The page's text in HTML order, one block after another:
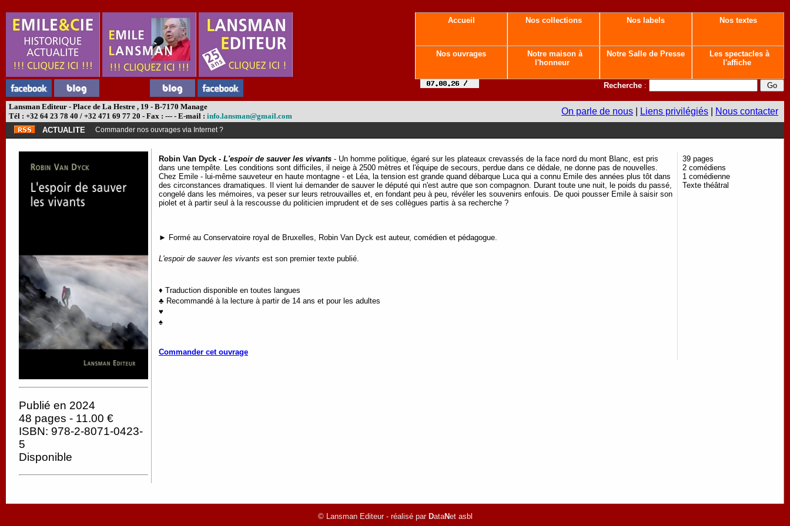
Accueil Nos collections Nos labels Nos textes
Nos ouvrages
Notre maison à
l'honneur
Notre Salle de Presse
Les spectacles à
l'affiche
Recherche :
Lansman Editeur - Place de La Hestre , 19 - B-7170 Manage
Tél : +32 64 23 78 40 / +32 471 69 77 20 - Fax : --- - E-mail : info.lansman@gmail.com On parle de nous Liens privilégiés Nous contacter
ACTUALITE Commander nos ouvrages via Internet ?
Publié en 2024
48 pages - 11.00 €
ISBN: 978-2-8071-0423-
5
Disponible
Robin Van Dyck - L'espoir de sauver les vivants - Un homme politique, égaré sur les plateaux crevassés de la face nord du mont Blanc, est pris
dans une tempête. Les conditions sont difficiles, il neige à 2500 mètres et l'équipe de secours, perdue dans ce dédale, ne donne pas de nouvelles.
Chez Emile - lui-même sauveteur en haute montagne - et Léa, la tension est grande quand débarque Luca qui a connu Emile des années plus tôt dans
des circonstances dramatiques. Il vient lui demander de sauver le député qui n'est autre que son compagnon. Durant toute une nuit, le poids du passé,
congelé dans les mémoires, va peser sur leurs retrouvailles et, en fondant peu à peu, révéler les souvenirs enfouis. De quoi pousser Emile à saisir son
piolet et à partir seul à la rescousse du politicien imprudent et de ses collègues partis à sa recherche ?
► Formé au Conservatoire royal de Bruxelles, Robin Van Dyck est auteur, comédien et pédagogue.
L'espoir de sauver les vivants est son premier texte publié.
♦ Traduction disponible en toutes langues
♣ Recommandé à la lecture à partir de 14 ans et pour les adultes
♥
♠
Commander cet ouvrage
39 pages
2 comédiens
1 comédienne
Texte théâtral
© Lansman Editeur - réalisé par DataNet asbl